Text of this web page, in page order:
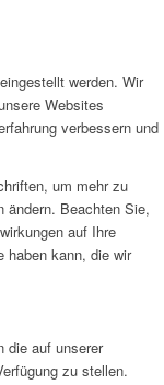
werden. Wir
Websites
verbessern und
um mehr zu
ändern. Beachten Sie,
auf Ihre
haben kann, die wir
die auf unserer
zu stellen.